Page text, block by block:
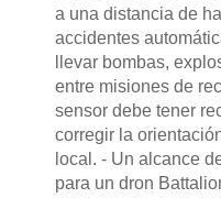
a una distancia de
accidentes
llevar bombas,
entre misiones de
sensor debe tener
corregir la
local. - Un alcance
para un dron